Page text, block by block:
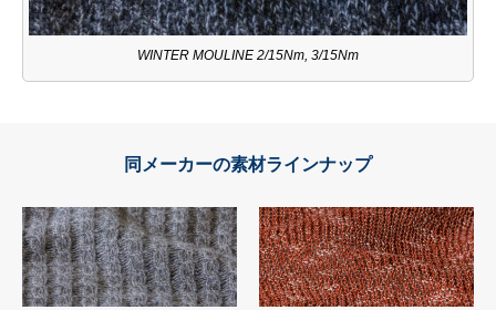
WINTER MOULINE 2/15Nm, 3/15Nm
同メーカーの素材ラインナップ